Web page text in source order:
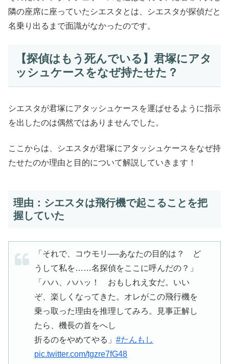
隣の座席に座っていたシエスタとは、シエスタが探偵だと
名乗り出るまで面識がなかったのです。
【探偵はもう死んでいる】君塚にアタ
ッシュケースをなぜ持たせた？
シエスタが君塚にアタッシュケースを運ばせるように指示
を出したのは偶然ではありませんでした。
ここからは、シエスタが君塚にアタッシュケースをなぜ持
たせたのか理由と目的について解説していきます！
理由：シエスタは飛行機で起こることを把
握していた
「それで、コウモリ──あなたの目的は？ ど
うして私を……名探偵をここに呼んだの？」
「ハハ、ハハッ！ おもしれえ女だ。いい
ぞ、楽しくなってきた。オレがこの飛行機を
乗っ取った理由を推理してみろ。見事正解し
たら、機長の首をへし
折るのをやめてやる」 #たんもし
pic.twitter.com/tgzre7fG48